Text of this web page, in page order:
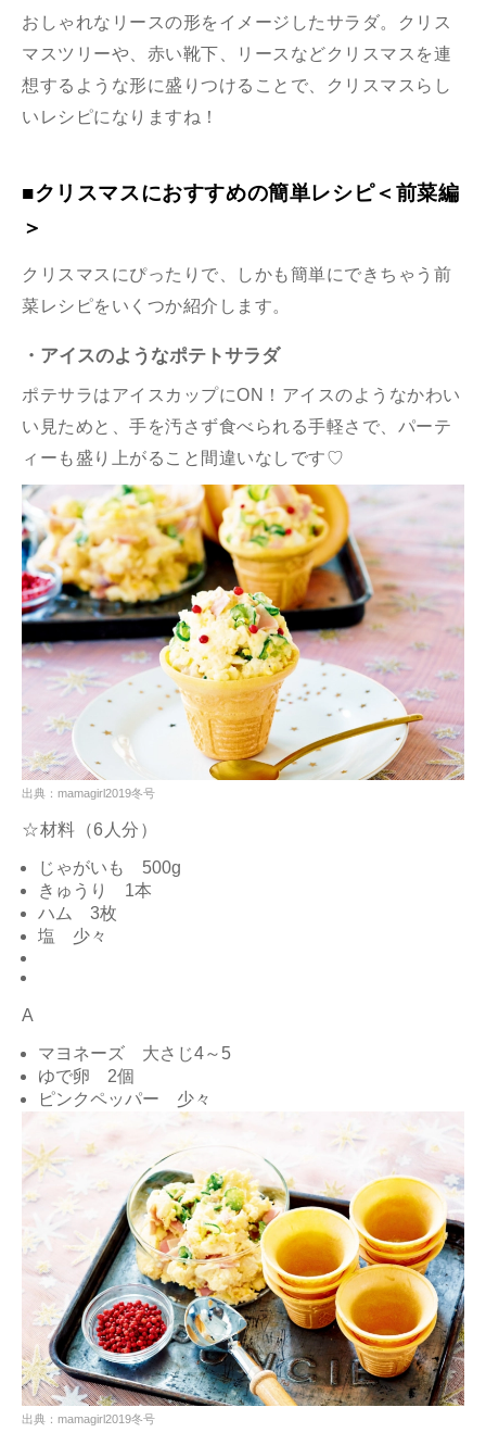
おしゃれなリースの形をイメージしたサラダ。クリス
マスツリーや、赤い靴下、リースなどクリスマスを連
想するような形に盛りつけることで、クリスマスらし
いレシピになりますね！
■クリスマスにおすすめの簡単レシピ＜前菜編
＞
クリスマスにぴったりで、しかも簡単にできちゃう前
菜レシピをいくつか紹介します。
・アイスのようなポテトサラダ
ポテサラはアイスカップにON！アイスのようなかわい
い見ためと、手を汚さず食べられる手軽さで、パーテ
ィーも盛り上がること間違いなしです♡
出典：mamagirl2019冬号
☆材料（6人分）
じゃがいも 500g
きゅうり 1本
ハム 3枚
塩 少々
A
マヨネーズ 大さじ4～5
ゆで卵 2個
ピンクペッパー 少々
出典：mamagirl2019冬号